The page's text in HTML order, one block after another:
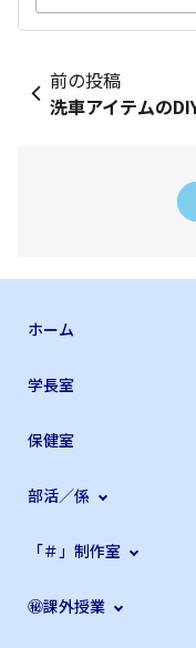
前の投稿
ホーム
学長室
保健室
部活／係
「＃」制作室
㊙課外授業